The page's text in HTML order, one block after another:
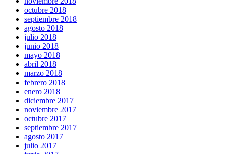
octubre 2018
septiembre 2018
agosto 2018
julio 2018
junio 2018
mayo 2018
abril 2018
marzo 2018
febrero 2018
enero 2018
diciembre 2017
noviembre 2017
octubre 2017
septiembre 2017
agosto 2017
julio 2017